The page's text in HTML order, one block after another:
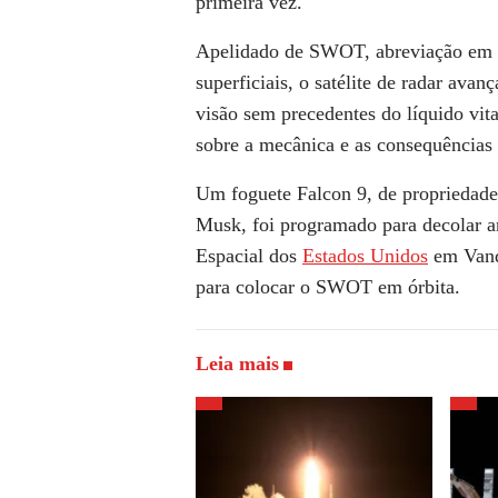
Apelidado de SWOT, abreviação
superficiais, o satélite de radar
visão sem precedentes do líquido
sobre a mecânica e as
Um foguete Falcon 9, de
Musk, foi programado para decolar
Espacial dos Estados Unidos em
para colocar o SWOT em órbita.
Leia mais